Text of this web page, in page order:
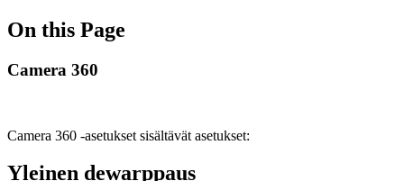
On this Page
Camera 360
Camera 360 -asetukset sisältävät asetukset:
Yleinen dewarppaus